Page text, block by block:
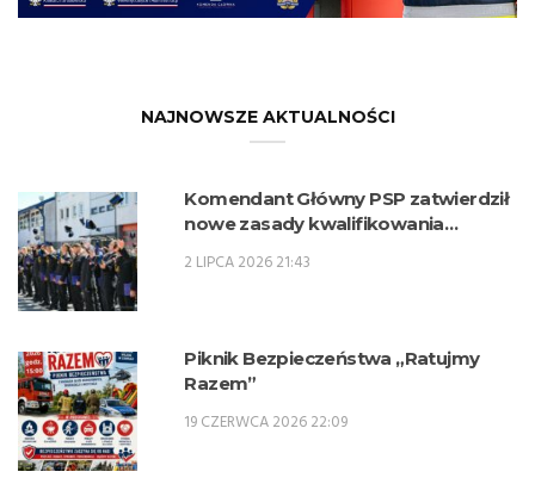
NAJNOWSZE AKTUALNOŚCI
Komendant Główny PSP zatwierdził
nowe zasady kwalifikowania
zawodowe w zawodzie technik
2 LIPCA 2026 21:43
Piknik Bezpieczeństwa „Ratujmy
Razem”
19 CZERWCA 2026 22:09